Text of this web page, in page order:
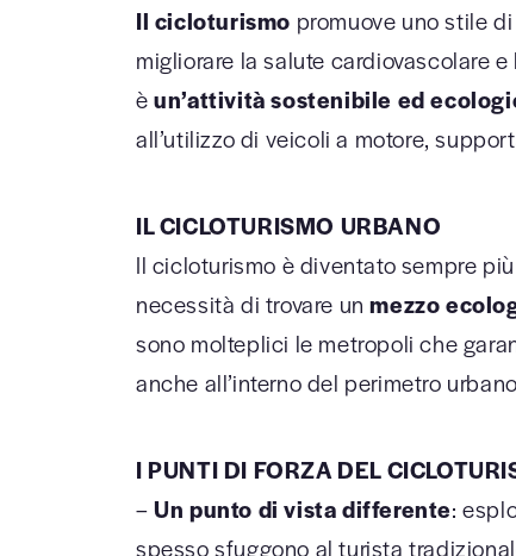
Il cicloturismo promuove uno stile
migliorare la salute cardiovascolare
èun’attività sostenibile ed
all’utilizzo di veicoli a motore,
IL CICLOTURISMO URBANO
Il cicloturismo è diventato sempre
necessità di trovare unmezzo
sono molteplici le metropoli che
anche all’interno del perimetro
I PUNTI DI FORZA DEL
–Un punto di vista differente:
spesso sfuggono al turista